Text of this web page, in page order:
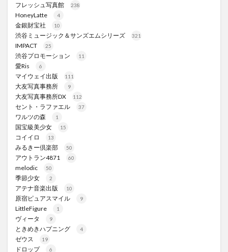
フレッシュ写真館 238
HoneyLatte 4
金銀財宝社 10
渋谷ミュージック＆サンズエムシリーズ 321
IMPACT 25
渋谷プロモーション 11
愛Ris 6
マイウェイ出版 111
大友写真事務所 9
大友写真事務所DX 112
セント・ラファエル 37
ワルツの森 1
国宝級美少女 15
コイイロ 13
みるきー倶楽部 50
アウトラン4871 60
melodic 50
季節少女 2
アテナ音楽出版 10
原宿ピュアスマイル 9
LittleFigure 1
ヴィータ 9
ときめきハプニング 4
ゼウス 19
ドロップ 6